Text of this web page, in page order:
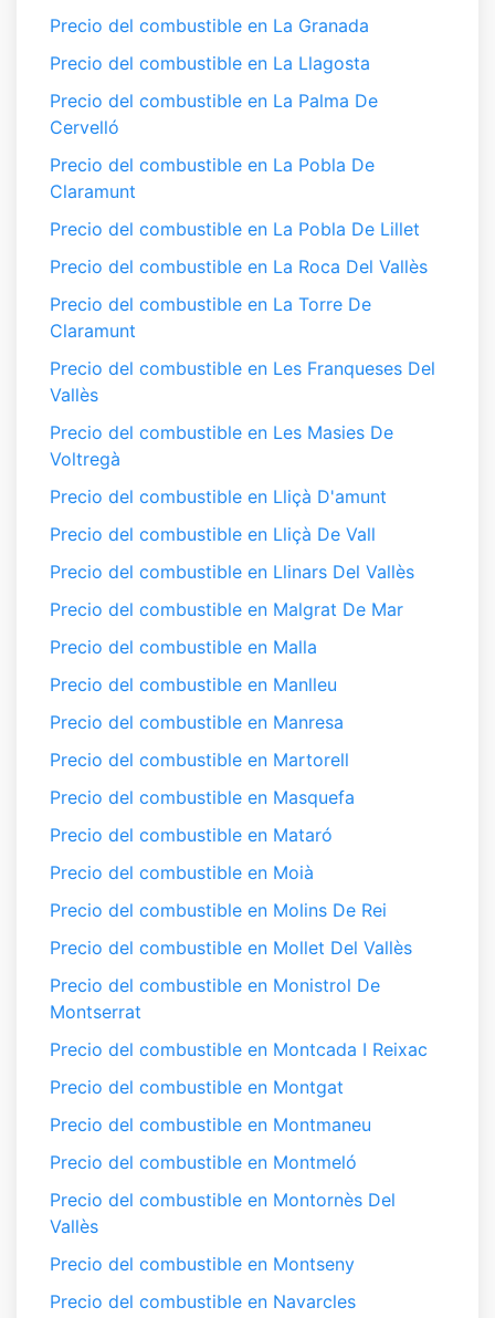
Precio del combustible en La Granada
Precio del combustible en La Llagosta
Precio del combustible en La Palma De
Cervelló
Precio del combustible en La Pobla De
Claramunt
Precio del combustible en La Pobla De Lillet
Precio del combustible en La Roca Del Vallès
Precio del combustible en La Torre De
Claramunt
Precio del combustible en Les Franqueses Del
Vallès
Precio del combustible en Les Masies De
Voltregà
Precio del combustible en Lliçà D'amunt
Precio del combustible en Lliçà De Vall
Precio del combustible en Llinars Del Vallès
Precio del combustible en Malgrat De Mar
Precio del combustible en Malla
Precio del combustible en Manlleu
Precio del combustible en Manresa
Precio del combustible en Martorell
Precio del combustible en Masquefa
Precio del combustible en Mataró
Precio del combustible en Moià
Precio del combustible en Molins De Rei
Precio del combustible en Mollet Del Vallès
Precio del combustible en Monistrol De
Montserrat
Precio del combustible en Montcada I Reixac
Precio del combustible en Montgat
Precio del combustible en Montmaneu
Precio del combustible en Montmeló
Precio del combustible en Montornès Del
Vallès
Precio del combustible en Montseny
Precio del combustible en Navarcles